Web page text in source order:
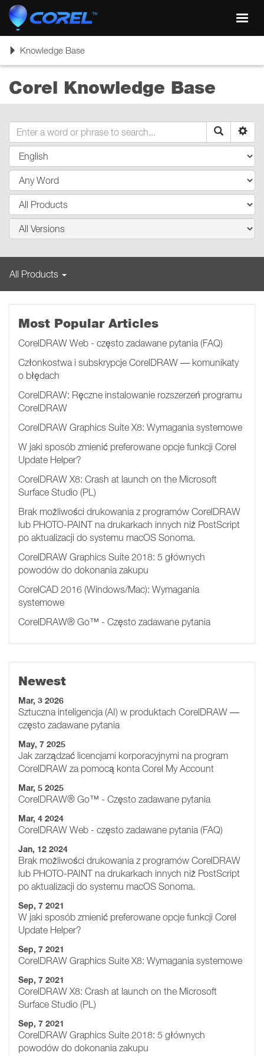
ToggleKnowledge Base
Corel Knowledge Base
All Products
Most Popular Articles
CorelDRAW Web - często zadawane pytania (FAQ)
Członkostwa i subskrypcje CorelDRAW — komunikaty
o błędach
CorelDRAW: Ręczne instalowanie rozszerzeń programu
CorelDRAW
CorelDRAW Graphics Suite X8: Wymagania systemowe
W jaki sposób zmienić preferowane opcje funkcji Corel
Update Helper?
CorelDRAW X8: Crash at launch on the Microsoft
Surface Studio (PL)
Brak możliwości drukowania z programów CorelDRAW
lub PHOTO-PAINT na drukarkach innych niż PostScript
po aktualizacji do systemu macOS Sonoma.
CorelDRAW Graphics Suite 2018: 5 głównych
powodów do dokonania zakupu
CorelCAD 2016 (Windows/Mac): Wymagania
systemowe
CorelDRAW® Go™ - Często zadawane pytania
Newest
Mar, 3 2026
Sztuczna inteligencja (AI) w produktach CorelDRAW —
często zadawane pytania
May, 7 2025
Jak zarządzać licencjami korporacyjnymi na program
CorelDRAW za pomocą konta Corel My Account
Mar, 5 2025
CorelDRAW® Go™ - Często zadawane pytania
Mar, 4 2024
CorelDRAW Web - często zadawane pytania (FAQ)
Jan, 12 2024
Brak możliwości drukowania z programów CorelDRAW
lub PHOTO-PAINT na drukarkach innych niż PostScript
po aktualizacji do systemu macOS Sonoma.
Sep, 7 2021
W jaki sposób zmienić preferowane opcje funkcji Corel
Update Helper?
Sep, 7 2021
CorelDRAW Graphics Suite X8: Wymagania systemowe
Sep, 7 2021
CorelDRAW X8: Crash at launch on the Microsoft
Surface Studio (PL)
Sep, 7 2021
CorelDRAW Graphics Suite 2018: 5 głównych
powodów do dokonania zakupu